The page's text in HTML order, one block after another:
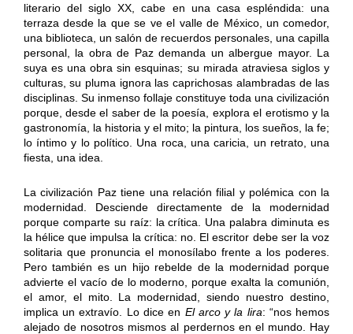
literario del siglo XX, cabe en una casa espléndida: una
terraza desde la que se ve el valle de México, un comedor,
una biblioteca, un salón de recuerdos personales, una capilla
personal, la obra de Paz demanda un albergue mayor. La
suya es una obra sin esquinas; su mirada atraviesa siglos y
culturas, su pluma ignora las caprichosas alambradas de las
disciplinas. Su inmenso follaje constituye toda una civilización
porque, desde el saber de la poesía, explora el erotismo y la
gastronomía, la historia y el mito; la pintura, los sueños, la fe;
lo íntimo y lo político. Una roca, una caricia, un retrato, una
fiesta, una idea.
La civilización Paz tiene una relación filial y polémica con la
modernidad. Desciende directamente de la modernidad
porque comparte su raíz: la crítica. Una palabra diminuta es
la hélice que impulsa la crítica: no. El escritor debe ser la voz
solitaria que pronuncia el monosílabo frente a los poderes.
Pero también es un hijo rebelde de la modernidad porque
advierte el vacío de lo moderno, porque exalta la comunión,
el amor, el mito. La modernidad, siendo nuestro destino,
implica un extravío. Lo dice en El arco y la lira: “nos hemos
alejado de nosotros mismos al perdernos en el mundo. Hay